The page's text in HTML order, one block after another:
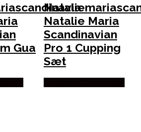
Gua
Natalie Maria
Scandinavian
Pro 1 Cupping
Sæt